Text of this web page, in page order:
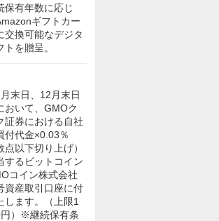
保有年数に応じ
ギフトカー
交換可能なデジタ
トを贈呈。
末日、12月末日
おいて、GMOク
証券における自社
付代金×0.03％
点以下切り上げ）
するビットコイン
コイン株式会社
資産取引口座に付
します。（上限1
）※継続保有条